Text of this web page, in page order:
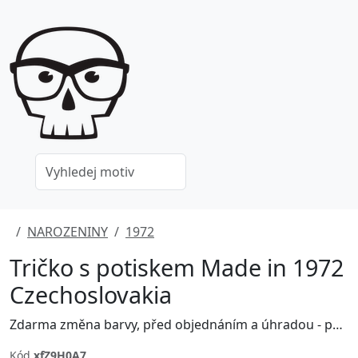
NAROZENINY 1972
Tričko s potiskem Made in 1972
Czechoslovakia
Zdarma změna barvy, před objednáním a úhradou - poptávejte na grafika@jinxshop.cz